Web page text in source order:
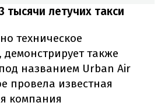
тысячи летучих такси
техническое
демонстрирует также
названием Urban Air
провела известная
компания